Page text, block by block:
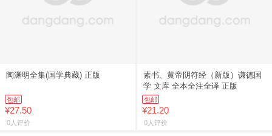
陶渊明全集(国学典藏) 正版
包邮
¥27.50
0人评价
素书、黄帝阴符经（新版）谦德国
学 文库 全本全注全译 正版
包邮
¥21.20
0人评价